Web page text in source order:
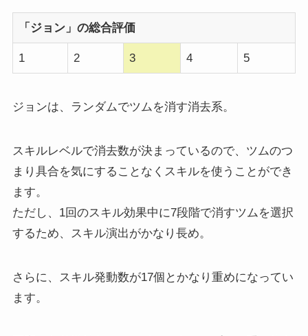
「ジョン」の総合評価
1 2 3 4 5
ジョンは、ランダムでツムを消す消去系。
スキルレベルで消去数が決まっているので、ツムのつ
まり具合を気にすることなくスキルを使うことができ
ます。
ただし、1回のスキル効果中に7段階で消すツムを選択
するため、スキル演出がかなり長め。
さらに、スキル発動数が17個とかなり重めになってい
ます。